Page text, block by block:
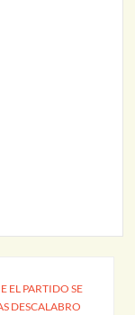
EL PARTIDO SE
DESCALABRO